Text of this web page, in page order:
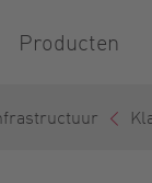
Producten